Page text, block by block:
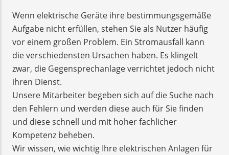
Wenn elektrische Geräte ihre bestimmungsgemäße
Aufgabe nicht erfüllen, stehen Sie als Nutzer häufig
vor einem großen Problem. Ein Stromausfall kann
die verschiedensten Ursachen haben. Es klingelt
zwar, die Gegensprechanlage verrichtet jedoch nicht
ihren Dienst.
Unsere Mitarbeiter begeben sich auf die Suche nach
den Fehlern und werden diese auch für Sie finden
und diese schnell und mit hoher fachlicher
Kompetenz beheben.
Wir wissen, wie wichtig Ihre elektrischen Anlagen für